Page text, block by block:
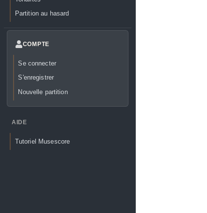
Partition au hasard
COMPTE
Se connecter
S'enregistrer
Nouvelle partition
AIDE
Tutoriel Musescore